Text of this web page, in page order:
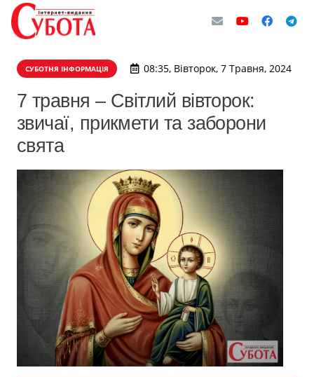
СУБОТНЯ ІНФОРМАЦІЯ 08:35, Вівторок, 7 Травня, 2024
7 травня – Світлий вівторок:
звичаї, прикмети та заборони
свята